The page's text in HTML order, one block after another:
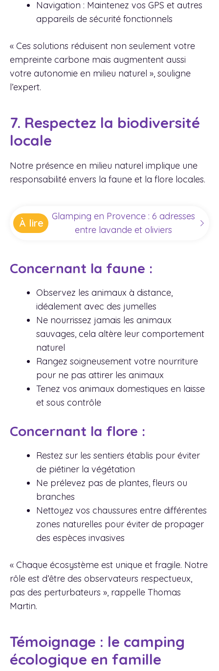
Navigation : Maintenez vos GPS et autres
appareils de sécurité fonctionnels
« Ces solutions réduisent non seulement votre
empreinte carbone mais augmentent aussi
votre autonomie en milieu naturel », souligne
l’expert.
7. Respectez la biodiversité
locale
Notre présence en milieu naturel implique une
responsabilité envers la faune et la flore locales.
À lire
Glamping en Provence : 6 adresses
entre lavande et oliviers
Concernant la faune :
Observez les animaux à distance,
idéalement avec des jumelles
Ne nourrissez jamais les animaux
sauvages, cela altère leur comportement
naturel
Rangez soigneusement votre nourriture
pour ne pas attirer les animaux
Tenez vos animaux domestiques en laisse
et sous contrôle
Concernant la flore :
Restez sur les sentiers établis pour éviter
de piétiner la végétation
Ne prélevez pas de plantes, fleurs ou
branches
Nettoyez vos chaussures entre différentes
zones naturelles pour éviter de propager
des espèces invasives
« Chaque écosystème est unique et fragile. Notre
rôle est d’être des observateurs respectueux,
pas des perturbateurs », rappelle Thomas
Martin.
Témoignage : le camping
écologique en famille